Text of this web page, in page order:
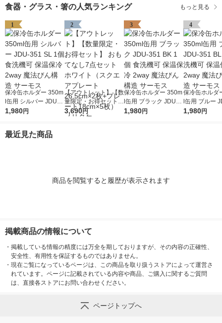
食器・グラス・箸の人気ランキング もっと見る
1
保冷缶ホルダー 350m
l缶用 シルバー JDU-3
51 SL 1個 食洗機可 保
1,980円
2
【アウトレット】【数
量限定・お得セット】
おもてなし7点セット
3,690円
3
保冷缶ホルダー 350m
l缶用 ブラック JDU-3
51 BK 1個 食洗機可
1,980円
4
保冷缶ホルダ
l缶用 ブルー
BL 1個 食洗
1,980円
最近見た商品
商品を閲覧すると履歴が表示されます
掲載商品の情報について
・ 掲載している情報の精度には万全を期しておりますが、その内容の正確性、
安全性、有用性を保証するものではありません。
・ 現在ご覧になっているページは、この商品を取り扱うストアによって運営さ
れています。ページに記載されている内容や商品、ご購入に関するご質問
は、直接各ストアにお問い合わせください。
ページトップへ